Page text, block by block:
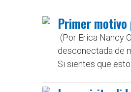
Primer
(Por Erica Nancy
desconectada de
Si sientes que